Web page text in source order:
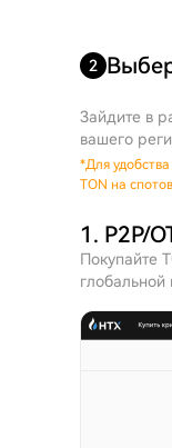
2
Зайдите в
вашего
*Для
TON на
1. P2P/
Покупайте